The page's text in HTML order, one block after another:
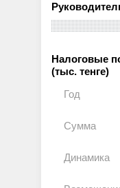
Налоговые
(тыс. тенге)